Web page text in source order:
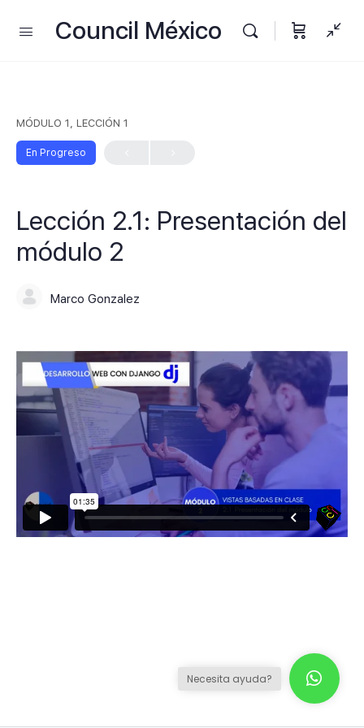
Council México
MÓDULO 1, LECCIÓN 1
En Progreso
Lección 2.1: Presentación del
módulo 2
Marco Gonzalez
Necesita ayuda?